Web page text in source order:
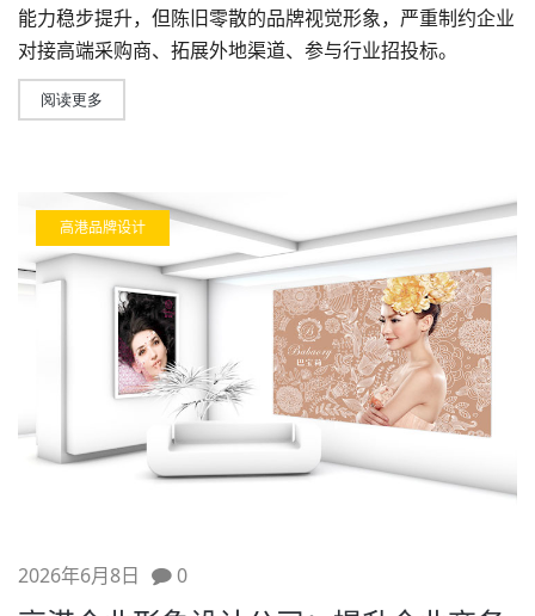
能力稳步提升，但陈旧零散的品牌视觉形象，严重制约企业
对接高端采购商、拓展外地渠道、参与行业招投标。
阅读更多
高港品牌设计
2026年6月8日 0